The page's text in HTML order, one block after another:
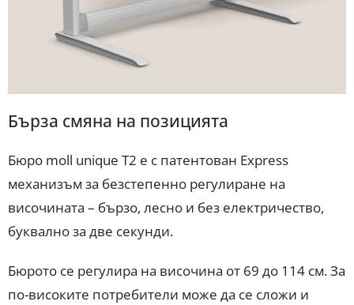
Бърза смяна на позицията
Бюро moll unique T2 е с патентован Express
механизъм за безстепенно регулиране на
височината – бързо, лесно и без електричество,
буквално за две секунди.
Бюрото се регулира на височина от 69 до 114 см. За
по-високите потребители може да се сложи и